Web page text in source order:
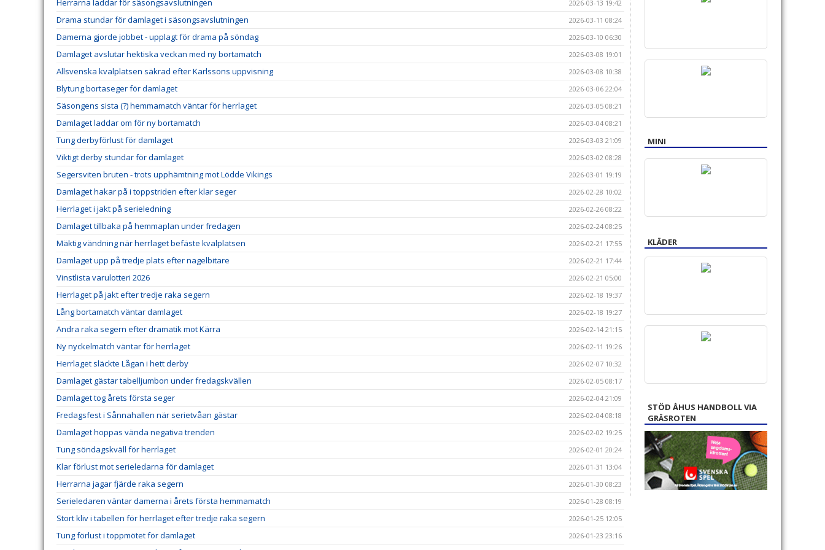
Herrarna laddar för säsongsavslutningen 2026-03-13 19:42
Drama stundar för damlaget i säsongsavslutningen 2026-03-11 08:24
Damerna gjorde jobbet - upplagt för drama på söndag 2026-03-10 06:30
Damlaget avslutar hektiska veckan med ny bortamatch 2026-03-08 19:01
Allsvenska kvalplatsen säkrad efter Karlssons uppvisning 2026-03-08 10:38
Blytung bortaseger för damlaget 2026-03-06 22:04
Säsongens sista (?) hemmamatch väntar för herrlaget 2026-03-05 08:21
Damlaget laddar om för ny bortamatch 2026-03-04 08:21
Tung derbyförlust för damlaget 2026-03-03 21:09
Viktigt derby stundar för damlaget 2026-03-02 08:28
Segersviten bruten - trots upphämtning mot Lödde Vikings 2026-03-01 19:19
Damlaget hakar på i toppstriden efter klar seger 2026-02-28 10:02
Herrlaget i jakt på serieledning 2026-02-26 08:22
Damlaget tillbaka på hemmaplan under fredagen 2026-02-24 08:25
Mäktig vändning när herrlaget befäste kvalplatsen 2026-02-21 17:55
Damlaget upp på tredje plats efter nagelbitare 2026-02-21 17:44
Vinstlista varulotteri 2026 2026-02-21 05:00
Herrlaget på jakt efter tredje raka segern 2026-02-18 19:37
Lång bortamatch väntar damlaget 2026-02-18 19:27
Andra raka segern efter dramatik mot Kärra 2026-02-14 21:15
Ny nyckelmatch väntar för herrlaget 2026-02-11 19:26
Herrlaget släckte Lågan i hett derby 2026-02-07 10:32
Damlaget gästar tabelljumbon under fredagskvällen 2026-02-05 08:17
Damlaget tog årets första seger 2026-02-04 21:09
Fredagsfest i Sånnahallen när serietvåan gästar 2026-02-04 08:18
Damlaget hoppas vända negativa trenden 2026-02-02 19:25
Tung söndagskväll för herrlaget 2026-02-01 20:24
Klar förlust mot serieledarna för damlaget 2026-01-31 13:04
Herrarna jagar fjärde raka segern 2026-01-30 08:23
Serieledaren väntar damerna i årets första hemmamatch 2026-01-28 08:19
Stort kliv i tabellen för herrlaget efter tredje raka segern 2026-01-25 12:05
Tung förlust i toppmötet för damlaget 2026-01-23 23:16
MINI
KLÄDER
STÖD ÅHUS HANDBOLL VIA
GRÄSROTEN